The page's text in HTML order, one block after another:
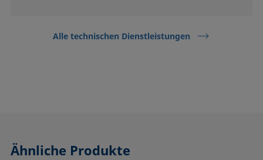
Alle technischen Dienstleistungen
Ähnliche Produkte